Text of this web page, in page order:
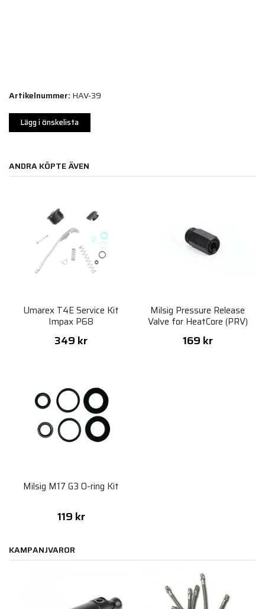
Artikelnummer: HAV-39
Lägg i önskelista
ANDRA KÖPTE ÄVEN
Umarex T4E Service Kit
Impax P68
349 kr
Milsig Pressure Release
Valve for HeatCore (PRV)
169 kr
Milsig M17 G3 O-ring Kit
119 kr
KAMPANJVAROR